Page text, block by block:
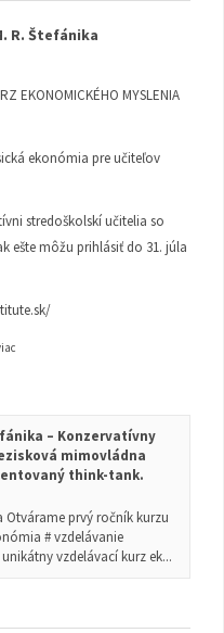
R. Štefánika
EKONOMICKÉHO MYSLENIA
ekonómia pre učiteľov
stredoškolskí učitelia so
ešte môžu prihlásiť do 31. júla
– Konzervatívny
mimovládna
think-tank.
Otvárame prvý ročník kurzu
# vzdelávanie
vzdelávací kurz ek...